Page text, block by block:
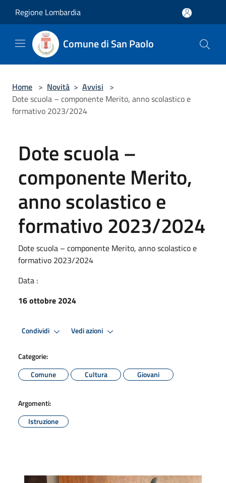
Regione Lombardia
Comune di San Paolo
Home > Novità > Avvisi >
Dote scuola – componente Merito, anno scolastico e
formativo 2023/2024
Dote scuola –
componente Merito,
anno scolastico e
formativo 2023/2024
Dote scuola – componente Merito, anno scolastico e
formativo 2023/2024
Data :
16 ottobre 2024
Condividi Vedi azioni
Categorie:
Comune
Cultura Giovani
Argomenti:
Istruzione